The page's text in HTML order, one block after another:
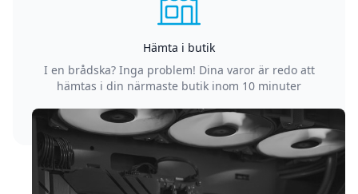
Hämta i butik
I en brådska? Inga problem! Dina varor är redo att
hämtas i din närmaste butik inom 10 minuter